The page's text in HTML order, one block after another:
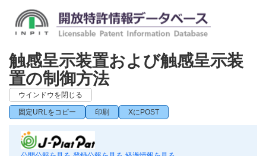
触感呈示装置および触感呈示装
置の制御方法
ウインドウを閉じる
固定URLをコピー 印刷 XにPOST